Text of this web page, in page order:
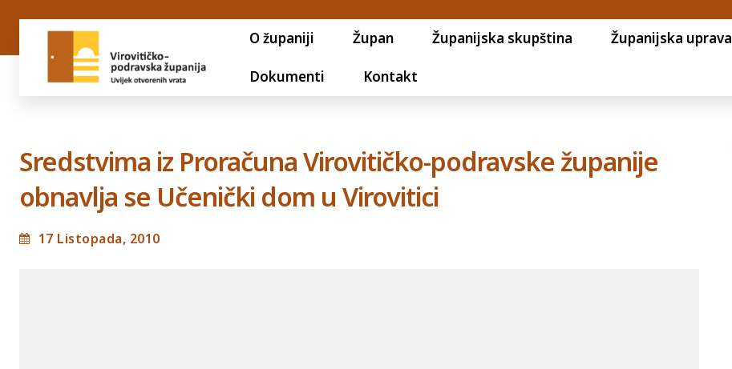
O županiji Župan Županijska skupština Županijska uprava
Dokumenti Kontakt
Sredstvima iz Proračuna Virovitičko-podravske županije
obnavlja se Učenički dom u Virovitici
17 Listopada, 2010